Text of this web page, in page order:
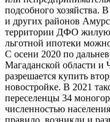
подсобного хозяйства.
и других районов
территории ДФО жилую
льготной ипотеки
С осени 2020 по
Магаданской области и
разрешается купить
новостройке. В 2021
переселенцы 34
численностью
правило, возникли и